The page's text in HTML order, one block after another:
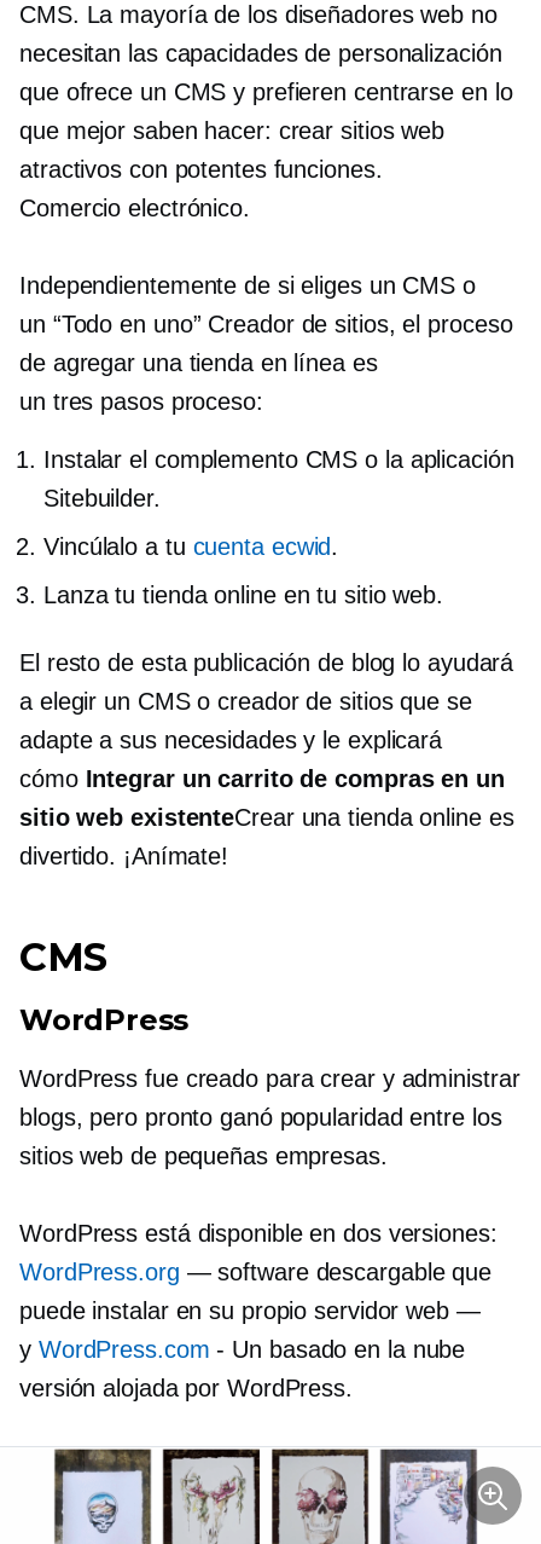
CMS. La mayoría de los diseñadores web no
necesitan las capacidades de personalización
que ofrece un CMS y prefieren centrarse en lo
que mejor saben hacer: crear sitios web
atractivos con potentes funciones.
Comercio electrónico.
Independientemente de si eliges un CMS o
un “Todo en uno” Creador de sitios, el proceso
de agregar una tienda en línea es
un tres pasosproceso:
Instalar el complemento CMS o la aplicación
Sitebuilder.
Vincúlalo a tu cuenta ecwid.
Lanza tu tienda online en tu sitio web.
El resto de esta publicación de blog lo ayudará
a elegir un CMS o creador de sitios que se
adapte a sus necesidades y le explicará
cómo Integrar un carrito de compras en un
sitio web existenteCrear una tienda online es
divertido. ¡Anímate!
CMS
WordPress
WordPress fue creado para crear y administrar
blogs, pero pronto ganó popularidad entre los
sitios web de pequeñas empresas.
WordPress está disponible en dos versiones:
WordPress.org — software descargable que
puede instalar en su propio servidor web —
y WordPress.com - Un basado en la nube
versión alojada por WordPress.